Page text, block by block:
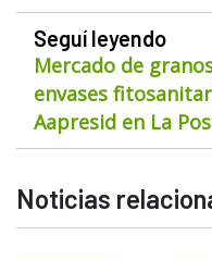
Seguí leyendo
Mercado de
envases
Aapresid en La
Noticias